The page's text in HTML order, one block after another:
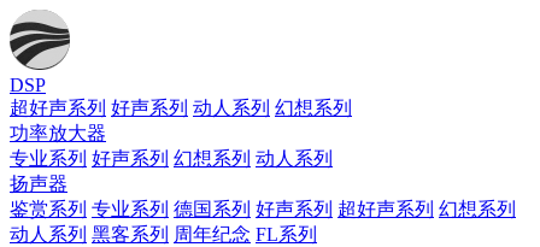
DSP
超好声系列 好声系列 动人系列 幻想系列
功率放大器
专业系列 好声系列 幻想系列 动人系列
扬声器
鉴赏系列 专业系列 德国系列 好声系列 超好声系列 幻想系列
动人系列 黑客系列 周年纪念 FL系列